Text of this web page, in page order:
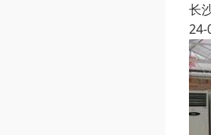
长
24-